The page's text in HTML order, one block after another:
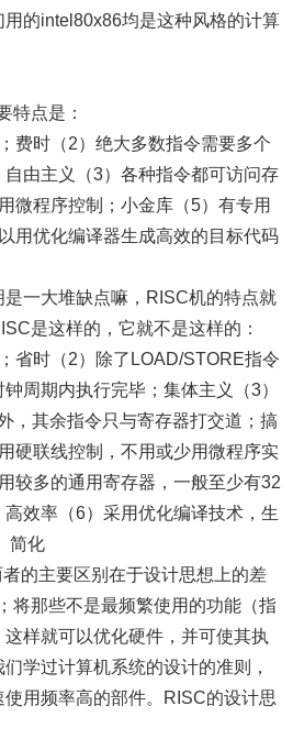
的intel80x86均是这种风格的计算
特点是：
费时（2）绝大多数指令需要多个
由主义（3）各种指令都可访问存
微程序控制；小金库（5）有专用
用优化编译器生成高效的目标代码
一大堆缺点嘛，RISC机的特点就
是这样的，它就不是这样的：
省时（2）除了LOAD/STORE指令
周期内执行完毕；集体主义（3）
，其余指令只与寄存器打交道；搞
硬联线控制，不用或少用微程序实
较多的通用寄存器，一般至少有32
效率（6）采用优化编译技术，生
简化
的主要区别在于设计思想上的差
将那些不是最频繁使用的功能（指
样就可以优化硬件，并可使其执
学过计算机系统的设计的准则，
用频率高的部件。RISC的设计思